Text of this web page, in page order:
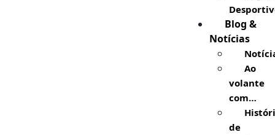
Blog &
Notícias
Ao
volante
com…
de